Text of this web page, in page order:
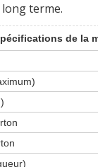
terme.
de la